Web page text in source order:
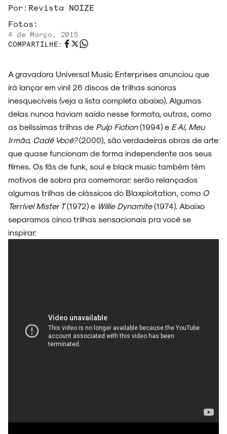
ARQUIVO
ENTREVISTAS
NOIZE RECORD CLUB
Por: Revista NOIZE
Fotos:
4 de Março, 2015
COMPARTILHE:
A gravadora Universal Music Enterprises anunciou que
irá lançar em vinil 26 discos de trilhas sonoras
inesquecíveis (veja a lista completa abaixo). Algumas
delas nunca haviam saído nesse formato, outras, como
as belíssimas trilhas de Pulp Fiction(1994) e E Aí, Meu
Irmão, Cadê Você?(2000), são verdadeiras obras de arte
que quase funcionam de forma independente aos seus
filmes. Os fãs de funk, soul e black music também têm
motivos de sobra pra comemorar: serão relançados
algumas trilhas de clássicos do Blaxploitation, como O
Terrível Mister T(1972) e Willie Dynamite(1974). Abaixo
separamos cinco trilhas sensacionais pra você se
inspirar: